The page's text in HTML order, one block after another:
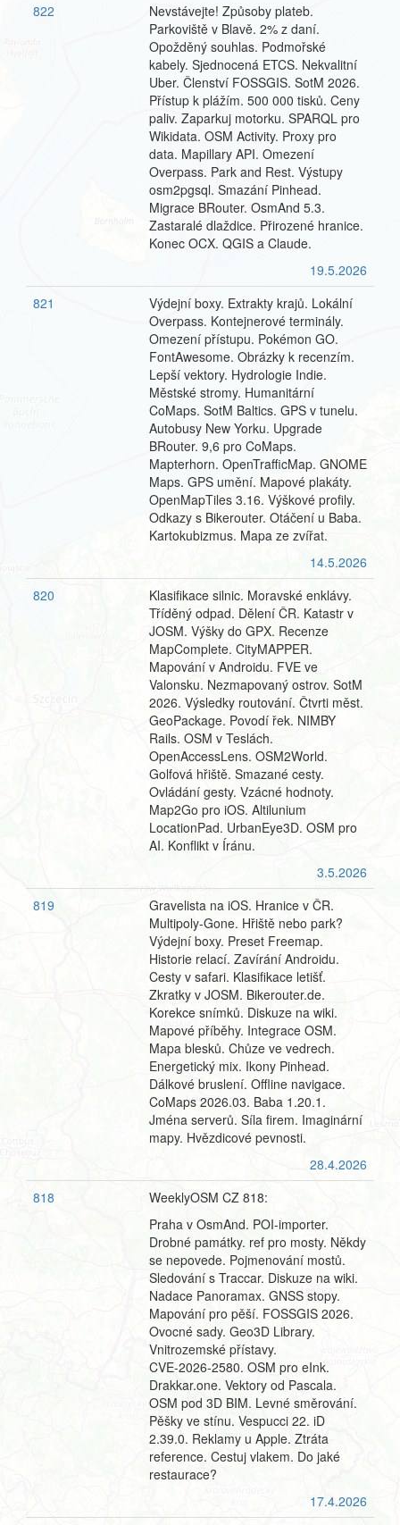
822
Nevstávejte! Způsoby plateb.
Parkoviště v Blavě. 2% z daní.
Opožděný souhlas. Podmořské
kabely. Sjednocená ETCS. Nekvalitní
Uber. Členství FOSSGIS. SotM 2026.
Přístup k plážím. 500 000 tisků. Ceny
paliv. Zaparkuj motorku. SPARQL pro
Wikidata. OSM Activity. Proxy pro
data. Mapillary API. Omezení
Overpass. Park and Rest. Výstupy
osm2pgsql. Smazání Pinhead.
Migrace BRouter. OsmAnd 5.3.
Zastaralé dlaždice. Přirozené hranice.
Konec OCX. QGIS a Claude.
19.5.2026
821
Výdejní boxy. Extrakty krajů. Lokální
Overpass. Kontejnerové terminály.
Omezení přístupu. Pokémon GO.
FontAwesome. Obrázky k recenzím.
Lepší vektory. Hydrologie Indie.
Městské stromy. Humanitární
CoMaps. SotM Baltics. GPS v tunelu.
Autobusy New Yorku. Upgrade
BRouter. 9,6 pro CoMaps.
Mapterhorn. OpenTrafficMap. GNOME
Maps. GPS umění. Mapové plakáty.
OpenMapTiles 3.16. Výškové profily.
Odkazy s Bikerouter. Otáčení u Baba.
Kartokubizmus. Mapa ze zvířat.
14.5.2026
820
Klasifikace silnic. Moravské enklávy.
Tříděný odpad. Dělení ČR. Katastr v
JOSM. Výšky do GPX. Recenze
MapComplete. CityMAPPER.
Mapování v Androidu. FVE ve
Valonsku. Nezmapovaný ostrov. SotM
2026. Výsledky routování. Čtvrti měst.
GeoPackage. Povodí řek. NIMBY
Rails. OSM v Teslách.
OpenAccessLens. OSM2World.
Golfová hřiště. Smazané cesty.
Ovládání gesty. Vzácné hodnoty.
Map2Go pro iOS. Altilunium
LocationPad. UrbanEye3D. OSM pro
AI. Konflikt v Íránu.
3.5.2026
819
Gravelista na iOS. Hranice v ČR.
Multipoly-Gone. Hřiště nebo park?
Výdejní boxy. Preset Freemap.
Historie relací. Zavírání Androidu.
Cesty v safari. Klasifikace letišť.
Zkratky v JOSM. Bikerouter.de.
Korekce snímků. Diskuze na wiki.
Mapové příběhy. Integrace OSM.
Mapa blesků. Chůze ve vedrech.
Energetický mix. Ikony Pinhead.
Dálkové bruslení. Offline navigace.
CoMaps 2026.03. Baba 1.20.1.
Jména serverů. Síla firem. Imaginární
mapy. Hvězdicové pevnosti.
28.4.2026
818
WeeklyOSM CZ 818:
Praha v OsmAnd. POI-importer.
Drobné památky. ref pro mosty. Někdy
se nepovede. Pojmenování mostů.
Sledování s Traccar. Diskuze na wiki.
Nadace Panoramax. GNSS stopy.
Mapování pro pěší. FOSSGIS 2026.
Ovocné sady. Geo3D Library.
Vnitrozemské přístavy.
CVE‑2026‑2580. OSM pro eInk.
Drakkar.one. Vektory od Pascala.
OSM pod 3D BIM. Levné směrování.
Pěšky ve stínu. Vespucci 22. iD
2.39.0. Reklamy u Apple. Ztráta
reference. Cestuj vlakem. Do jaké
restaurace?
17.4.2026